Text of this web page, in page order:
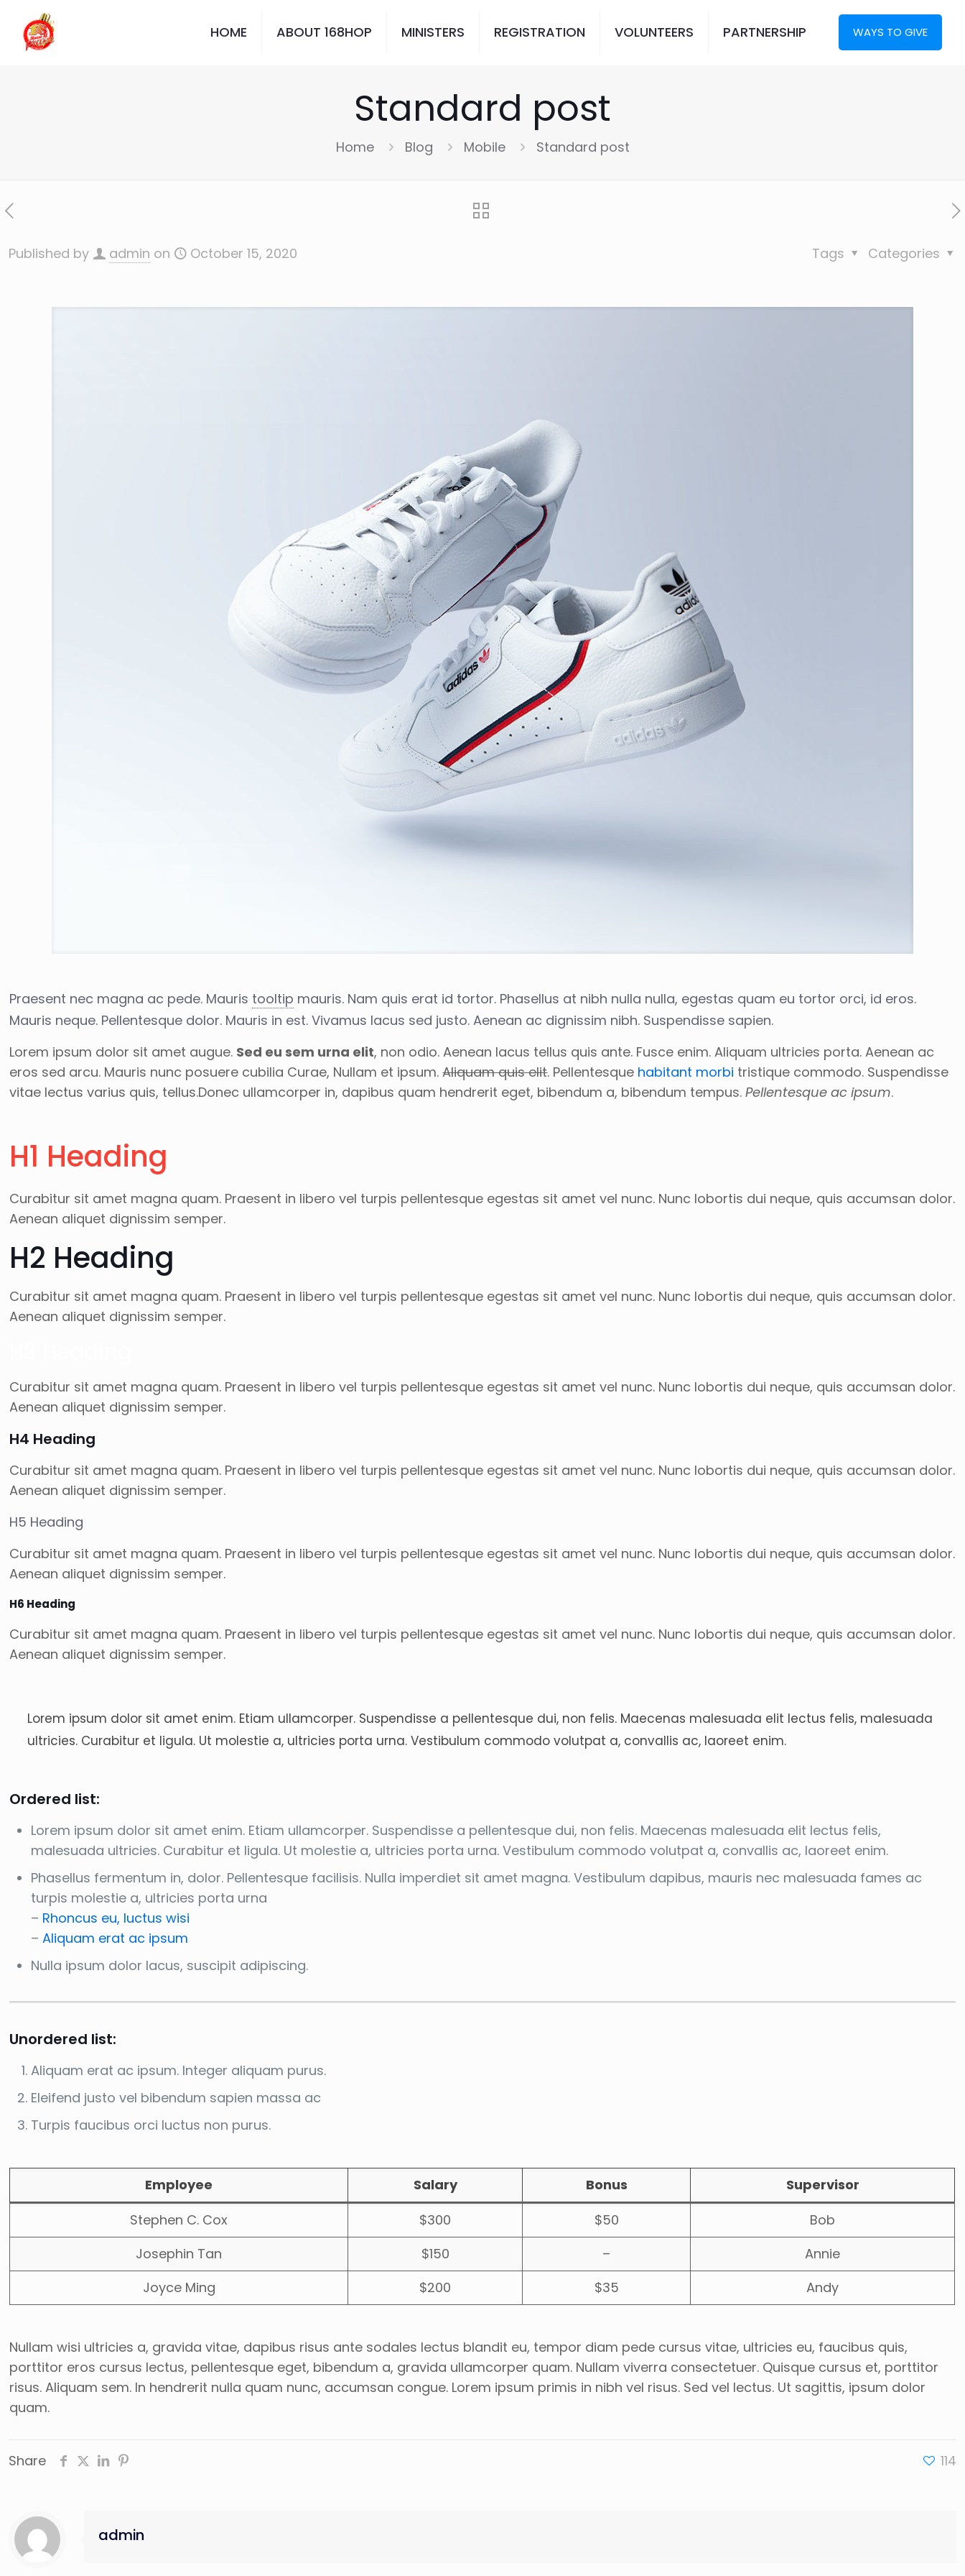
HOME ABOUT 168HOP MINISTERS REGISTRATION VOLUNTEERS PARTNERSHIP WAYS TO GIVE
Standard post
Home Blog Mobile Standard post
Published by admin on October 15, 2020 Categories
Tags
Praesent nec magna ac pede. Mauris tooltip mauris. Nam quis erat id tortor. Phasellus at nibh nulla nulla, egestas quam eu tortor orci, id eros.
Mauris neque. Pellentesque dolor. Mauris in est. Vivamus lacus sed justo. Aenean ac dignissim nibh. Suspendisse sapien.
Lorem ipsum dolor sit amet augue. Sed eu sem urna elit, non odio. Aenean lacus tellus quis ante. Fusce enim. Aliquam ultricies porta. Aenean ac
eros sed arcu. Mauris nunc posuere cubilia Curae, Nullam et ipsum.Aliquam quis elit. Pellentesque habitant morbi tristique commodo. Suspendisse
vitae lectus varius quis, tellus.Donec ullamcorper in, dapibus quam hendrerit eget, bibendum a, bibendum tempus.Pellentesque ac ipsum.
H1 Heading
Curabitur sit amet magna quam. Praesent in libero vel turpis pellentesque egestas sit amet vel nunc. Nunc lobortis dui neque, quis accumsan dolor.
Aenean aliquet dignissim semper.
H2 Heading
Curabitur sit amet magna quam. Praesent in libero vel turpis pellentesque egestas sit amet vel nunc. Nunc lobortis dui neque, quis accumsan dolor.
Aenean aliquet dignissim semper.
Curabitur sit amet magna quam. Praesent in libero vel turpis pellentesque egestas sit amet vel nunc. Nunc lobortis dui neque, quis accumsan dolor.
Aenean aliquet dignissim semper.
H4 Heading
Curabitur sit amet magna quam. Praesent in libero vel turpis pellentesque egestas sit amet vel nunc. Nunc lobortis dui neque, quis accumsan dolor.
Aenean aliquet dignissim semper.
H5 Heading
Curabitur sit amet magna quam. Praesent in libero vel turpis pellentesque egestas sit amet vel nunc. Nunc lobortis dui neque, quis accumsan dolor.
Aenean aliquet dignissim semper.
H6 Heading
Curabitur sit amet magna quam. Praesent in libero vel turpis pellentesque egestas sit amet vel nunc. Nunc lobortis dui neque, quis accumsan dolor.
Aenean aliquet dignissim semper.
Lorem ipsum dolor sit amet enim. Etiam ullamcorper. Suspendisse a pellentesque dui, non felis. Maecenas malesuada elit lectus felis, malesuada
ultricies. Curabitur et ligula. Ut molestie a, ultricies porta urna. Vestibulum commodo volutpat a, convallis ac, laoreet enim.
Ordered list:
Lorem ipsum dolor sit amet enim. Etiam ullamcorper. Suspendisse a pellentesque dui, non felis. Maecenas malesuada elit lectus felis,
malesuada ultricies. Curabitur et ligula. Ut molestie a, ultricies porta urna. Vestibulum commodo volutpat a, convallis ac, laoreet enim.
Phasellus fermentum in, dolor. Pellentesque facilisis. Nulla imperdiet sit amet magna. Vestibulum dapibus, mauris nec malesuada fames ac
turpis molestie a, ultricies porta urna
– Rhoncus eu, luctus wisi
–Aliquam erat ac ipsum
Nulla ipsum dolor lacus, suscipit adipiscing.
Unordered list:
Aliquam erat ac ipsum. Integer aliquam purus.
Eleifend justo vel bibendum sapien massa ac
Turpis faucibus orci luctus non purus.
Employee Salary Bonus
Supervisor
Stephen C. Cox
$300 $50
Bob
Josephin Tan
$150 –
Annie
Joyce Ming
$200 $35 Andy
Nullam wisi ultricies a, gravida vitae, dapibus risus ante sodales lectus blandit eu, tempor diam pede cursus vitae, ultricies eu, faucibus quis,
porttitor eros cursus lectus, pellentesque eget, bibendum a, gravida ullamcorper quam. Nullam viverra consectetuer. Quisque cursus et, porttitor
risus. Aliquam sem. In hendrerit nulla quam nunc, accumsan congue. Lorem ipsum primis in nibh vel risus. Sed vel lectus. Ut sagittis, ipsum dolor
quam.
Share 114
admin